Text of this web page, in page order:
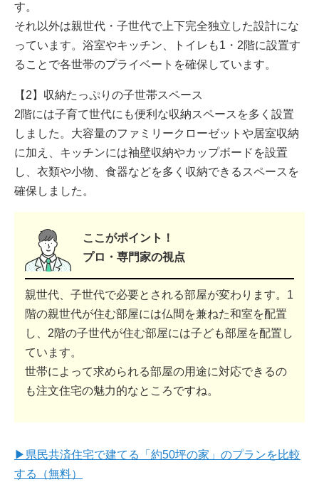
す。
それ以外は親世代・子世代で上下完全独立した設計にな
っています。浴室やキッチン、トイレも1・2階に設置す
ることで各世帯のプライベートを確保しています。
【2】収納たっぷりの子世帯スペース
2階には子育て世代にも便利な収納スペースを多く設置
しました。大容量のファミリークローゼットや居室収納
に加え、キッチンには袖壁収納やカップボードを設置
し、衣類や小物、食器などを多く収納できるスペースを
確保しました。
ここがポイント！
プロ・専門家の視点
親世代、子世代で必要とされる部屋が変わります。1
階の親世代が住む部屋には仏間を兼ねた和室を配置
し、2階の子世代が住む部屋には子ども部屋を配置し
ています。
世帯によって求められる部屋の用途に対応できるの
も注文住宅の魅力的なところですね。
▶県民共済住宅で建てる「約50坪の家」のプランを比較
する（無料）